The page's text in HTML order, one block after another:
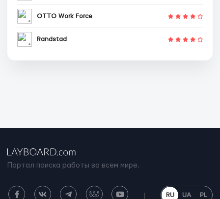
OTTO Work Force
Randstad
Портал поиска работы во всем мире.
RU UA PL